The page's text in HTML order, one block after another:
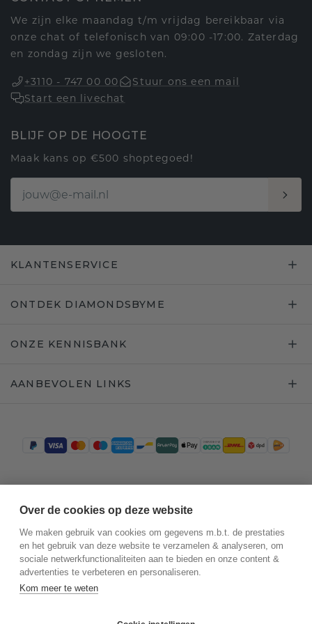
We zijn elke maandag t/m vrijdag bereikbaar via
onze chat of telefonisch van 09:00 -17:00. Zaterdag
en zondag zijn we gesloten.
+3110 - 747 00 00
Stuur ons een mail
Start een livechat
BLIJF OP DE HOOGTE
Maak kans op €500 shoptegoed!
KLANTENSERVICE
ONTDEK DIAMONDSBYME
ONZE KENNISBANK
AANBEVOLEN LINKS
Over de cookies op deze website
We maken gebruik van cookies om gegevens m.b.t. de prestaties
en het gebruik van deze website te verzamelen & analyseren, om
sociale netwerkfunctionaliteiten aan te bieden en onze content &
advertenties te verbeteren en personaliseren.
Kom meer te weten